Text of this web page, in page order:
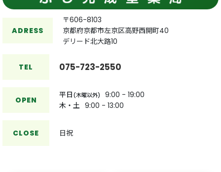
ADRESS
〒606-8103
京都府京都市左京区高野西開町40
デリード北大路10
TEL 075-723-2550
OPEN
平日(木曜以外)
9:00 - 19:00
木・土 9:00 - 13:00
CLOSE 日祝